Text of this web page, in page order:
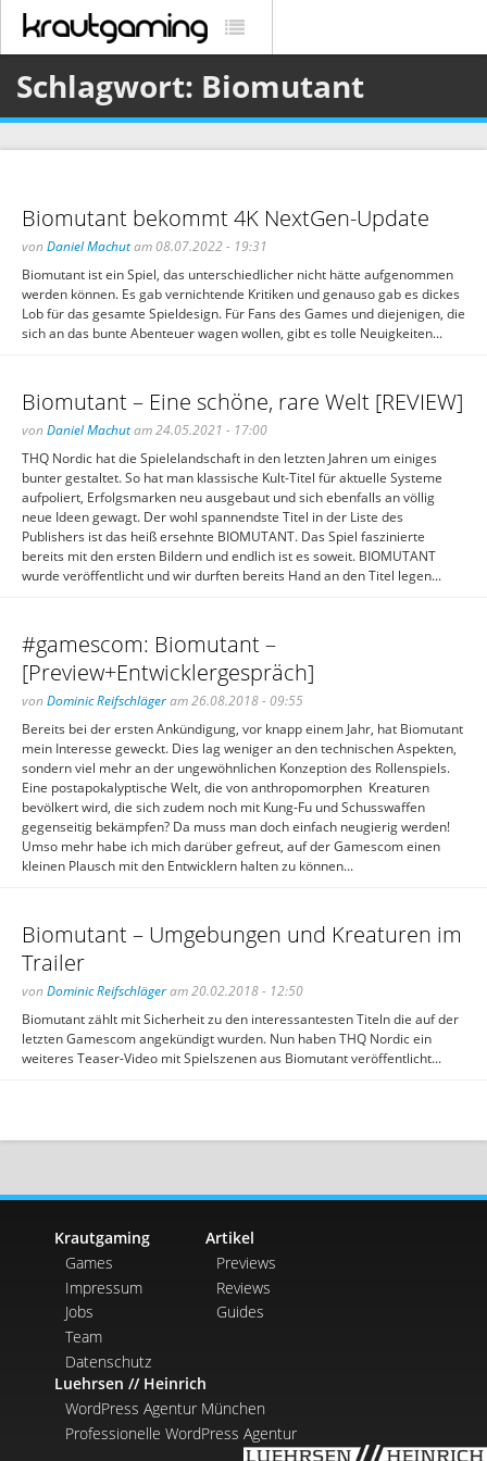
Schlagwort: Biomutant
Biomutant bekommt 4K NextGen-Update
von Daniel Machutam 08.07.2022 - 19:31
Biomutant ist ein Spiel, das unterschiedlicher nicht hätte aufgenommen
werden können. Es gab vernichtende Kritiken und genauso gab es dickes
Lob für das gesamte Spieldesign. Für Fans des Games und diejenigen, die
sich an das bunte Abenteuer wagen wollen, gibt es tolle Neuigkeiten...
Biomutant – Eine schöne, rare Welt [REVIEW]
von Daniel Machutam 24.05.2021 - 17:00
THQ Nordic hat die Spielelandschaft in den letzten Jahren um einiges
bunter gestaltet. So hat man klassische Kult-Titel für aktuelle Systeme
aufpoliert, Erfolgsmarken neu ausgebaut und sich ebenfalls an völlig
neue Ideen gewagt. Der wohl spannendste Titel in der Liste des
Publishers ist das heiß ersehnte BIOMUTANT. Das Spiel faszinierte
bereits mit den ersten Bildern und endlich ist es soweit. BIOMUTANT
wurde veröffentlicht und wir durften bereits Hand an den Titel legen...
#gamescom: Biomutant –
[Preview+Entwicklergespräch]
von Dominic Reifschlägeram 26.08.2018 - 09:55
Bereits bei der ersten Ankündigung, vor knapp einem Jahr, hat Biomutant
mein Interesse geweckt. Dies lag weniger an den technischen Aspekten,
sondern viel mehr an der ungewöhnlichen Konzeption des Rollenspiels.
Eine postapokalyptische Welt, die von anthropomorphen Kreaturen
bevölkert wird, die sich zudem noch mit Kung-Fu und Schusswaffen
gegenseitig bekämpfen? Da muss man doch einfach neugierig werden!
Umso mehr habe ich mich darüber gefreut, auf der Gamescom einen
kleinen Plausch mit den Entwicklern halten zu können...
Biomutant – Umgebungen und Kreaturen im
Trailer
von Dominic Reifschlägeram 20.02.2018 - 12:50
Biomutant zählt mit Sicherheit zu den interessantesten Titeln die auf der
letzten Gamescom angekündigt wurden. Nun haben THQ Nordic ein
weiteres Teaser-Video mit Spielszenen aus Biomutant veröffentlicht...
Krautgaming
Games
Impressum
Jobs
Team
Datenschutz
Artikel
Previews
Reviews
Guides
Luehrsen // Heinrich
WordPress Agentur München
Professionelle WordPress Agentur